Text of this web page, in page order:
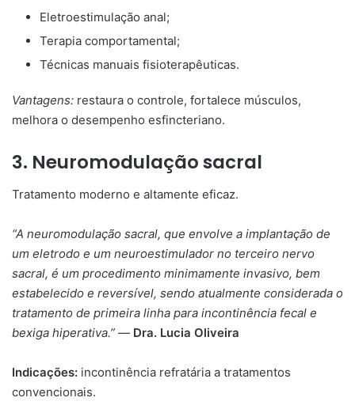
Eletroestimulação anal;
Terapia comportamental;
Técnicas manuais fisioterapêuticas.
Vantagens: restaura o controle, fortalece músculos,
melhora o desempenho esfincteriano.
3. Neuromodulação sacral
Tratamento moderno e altamente eficaz.
“A neuromodulação sacral, que envolve a implantação de
um eletrodo e um neuroestimulador no terceiro nervo
sacral, é um procedimento minimamente invasivo, bem
estabelecido e reversível, sendo atualmente considerada o
tratamento de primeira linha para incontinência fecal e
bexiga hiperativa.” — Dra. Lucia Oliveira
Indicações: incontinência refratária a tratamentos
convencionais.